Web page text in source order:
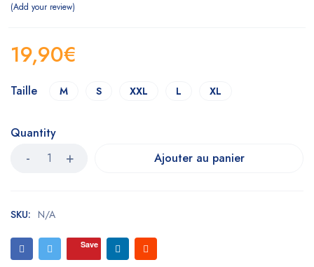
Add your review
19,90€
Taille M S XXL L XL
Quantity
Ajouter au panier
SKU: N/A
Save